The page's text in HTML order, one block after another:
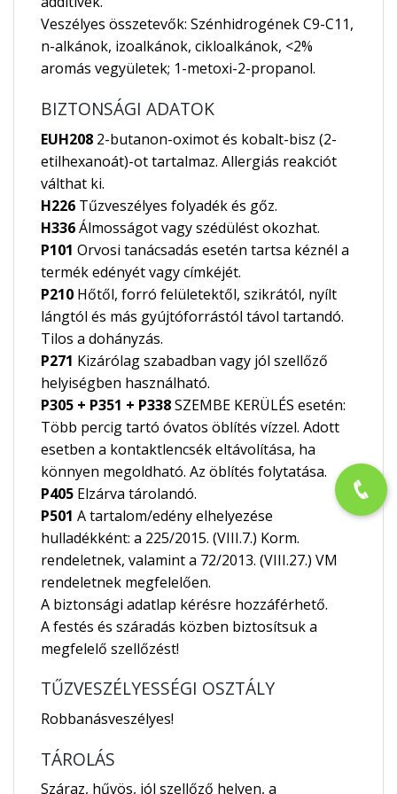
Veszélyes összetevők: Szénhidrogének C9-C11,
n-alkánok, izoalkánok, cikloalkánok, <2%
aromás vegyületek; 1-metoxi-2-propanol.
BIZTONSÁGI ADATOK
EUH208 2-butanon-oximot és kobalt-bisz (2-
etilhexanoát)-ot tartalmaz. Allergiás reakciót
válthat ki.
H226 Tűzveszélyes folyadék és gőz.
H336Álmosságot vagy szédülést okozhat.
P101 Orvosi tanácsadás esetén tartsa kéznél a
termék edényét vagy címkéjét.
P210 Hőtől, forró felületektől, szikrától, nyílt
lángtól és más gyújtóforrástól távol tartandó.
Tilos a dohányzás.
P271 Kizárólag szabadban vagy jól szellőző
helyiségben használható.
P305 + P351 + P338SZEMBE KERÜLÉS esetén:
Több percig tartó óvatos öblítés vízzel. Adott
esetben a kontaktlencsék eltávolítása, ha
könnyen megoldható. Az öblítés folytatása.
P405 Elzárva tárolandó.
P501 A tartalom/edény elhelyezése
hulladékként: a 225/2015. (VIII.7.) Korm.
rendeletnek, valamint a 72/2013. (VIII.27.) VM
rendeletnek megfelelően.
A biztonsági adatlap kérésre hozzáférhető.
A festés és száradás közben biztosítsuk a
megfelelő szellőzést!
TŰZVESZÉLYESSÉGI OSZTÁLY
Robbanásveszélyes!
TÁROLÁS
Száraz, hűvös, jól szellőző helyen, a